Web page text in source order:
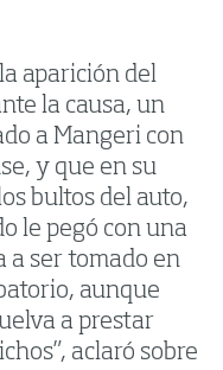
aparición del
la causa, un
a Mangeri con
y que en su
bultos del auto,
le pegó con una
a ser tomado en
aunque
a prestar
aclaró sobre